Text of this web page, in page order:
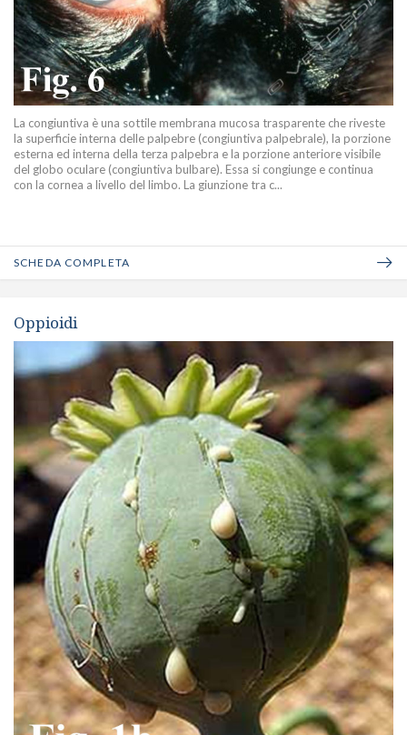
La congiuntiva è una sottile membrana mucosa trasparente che riveste
la superficie interna delle palpebre (congiuntiva palpebrale), la porzione
esterna ed interna della terza palpebra e la porzione anteriore visibile
del globo oculare (congiuntiva bulbare). Essa si congiunge e continua
con la cornea a livello del limbo. La giunzione tra c...
SCHEDA COMPLETA
Oppioidi